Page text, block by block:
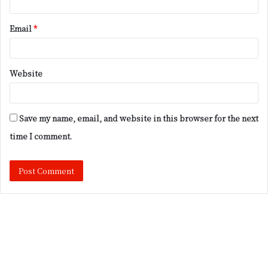
Email *
Website
Save my name, email, and website in this browser for the next
time I comment.